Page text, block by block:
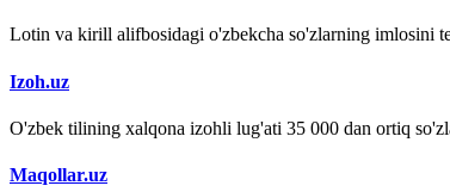
Lotin va kirill alifbosidagi o'zbekcha so'zlarning imlosini
Izoh.uz
O'zbek tilining xalqona izohli lug'ati 35 000 dan ortiq
Maqollar.uz